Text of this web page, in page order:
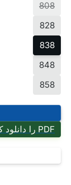
808
828
838
848
858
PDF را دانلود کنید